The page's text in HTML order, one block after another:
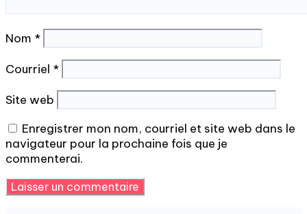
Nom *
Courriel *
Site web
Enregistrer mon nom, courriel et site web dans le
navigateur pour la prochaine fois que je
commenterai.